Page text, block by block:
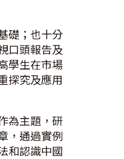
礎；也十分
口頭報告及
學生在市場
探究及應用
為主題，研
，通過實例
和認識中國